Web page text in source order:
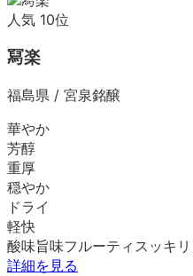
人気 10位
冩楽
福島県 / 宮泉銘醸
華やか
芳醇
重厚
穏やか
ドライ
軽快
酸味旨味フルーティ スッキリ
詳細を見る